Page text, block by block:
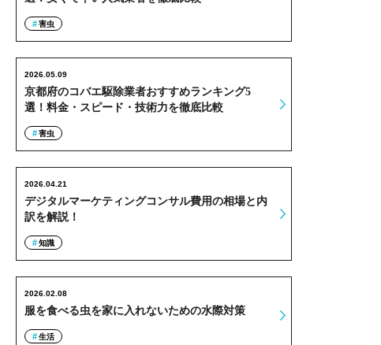
害虫
京都府のコバエ駆除業者おすすめランキング5
選！料金・スピード・技術力を徹底比較
2026.05.09
害虫
デジタルマーケティングコンサル費用の相場と内
訳を解説！
2026.04.21
知識
服を食べる虫を家に入れないための水際対策
2026.02.08
生活